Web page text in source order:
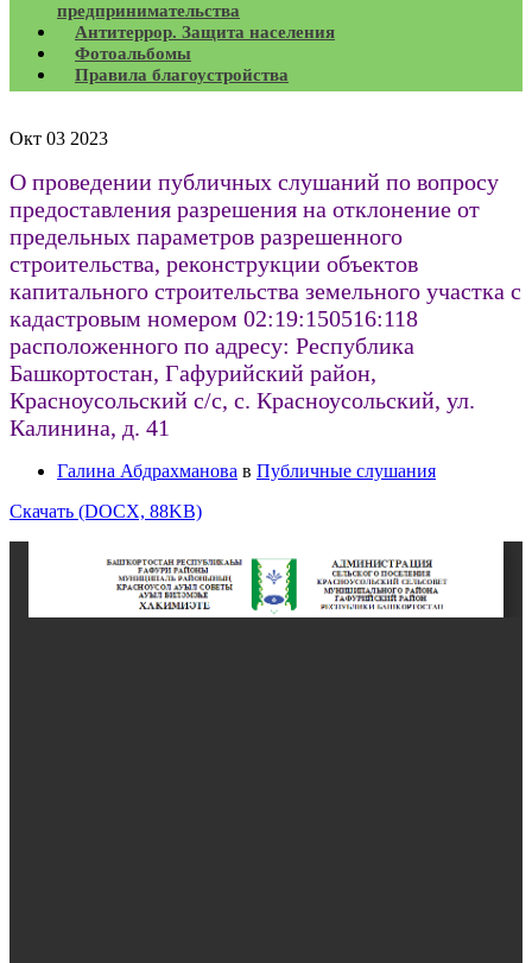
предпринимательства
Антитеррор. Защита населения
Фотоальбомы
Правила благоустройства
Окт 03 2023
О проведении публичных слушаний по вопросу
предоставления разрешения на отклонение от
предельных параметров разрешенного
строительства, реконструкции объектов
капитального строительства земельного участка с
кадастровым номером 02:19:150516:118
расположенного по адресу: Республика
Башкортостан, Гафурийский район,
Красноусольский с/с, с. Красноусольский, ул.
Калинина, д. 41
Галина Абдрахманова в Публичные слушания
Скачать (DOCX, 88KB)